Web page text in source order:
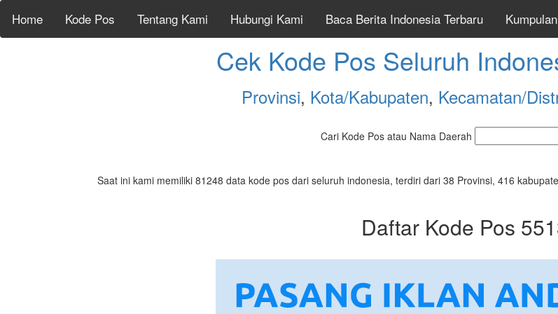
Home Kode Pos Tentang Kami Hubungi Kami Baca Berita Indonesia Terbaru
Cek Kode Pos Seluruh
Provinsi, Kota/Kabupaten, Kecamatan/
Cari Kode Pos atau Nama Daerah
Saat ini kami memiliki 81248 data kode pos dari seluruh indonesia, terdiri dari 38 Provinsi, 416
Daftar Kode Pos